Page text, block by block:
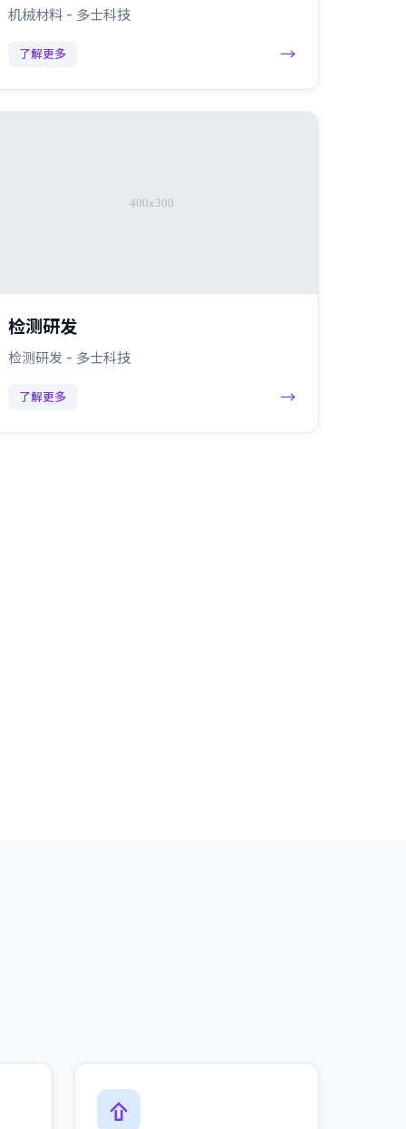
机械材料 - 多士科技
了解更多 →
检测研发
检测研发 - 多士科技
了解更多 →